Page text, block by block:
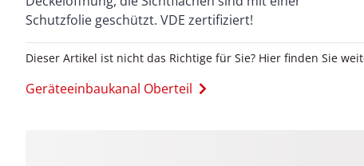
Schutzfolie geschützt. VDE zertifiziert!
Dieser Artikel ist nicht das Richtige für Sie? Hier finden Sie
Geräteeinbaukanal Oberteil